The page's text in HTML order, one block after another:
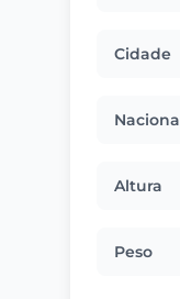
Cidade
Altura
Peso